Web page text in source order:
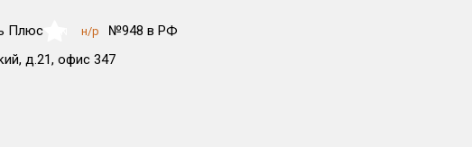
Плюс н/р
№948 в РФ
д.21, офис 347